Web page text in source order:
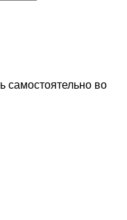
самостоятельно во